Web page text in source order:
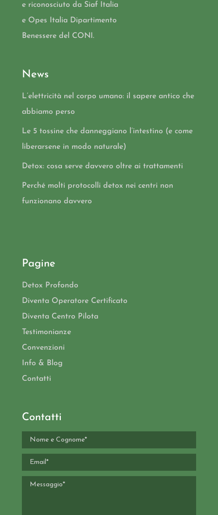
e riconosciuto da Siaf Italia
e Opes Italia Dipartimento
Benessere del CONI.
News
L’elettricità nel corpo umano: il sapere antico che
abbiamo perso
Le 5 tossine che danneggiano l’intestino (e come
liberarsene in modo naturale)
Detox: cosa serve davvero oltre ai trattamenti
Perché molti protocolli detox nei centri non
funzionano davvero
Pagine
Detox Profondo
Diventa Operatore Certificato
Diventa Centro Pilota
Testimonianze
Convenzioni
Info & Blog
Contatti
Contatti